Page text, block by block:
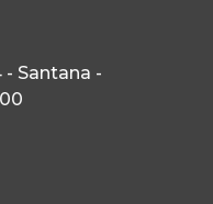
Santana -